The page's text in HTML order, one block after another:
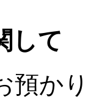
して
預か